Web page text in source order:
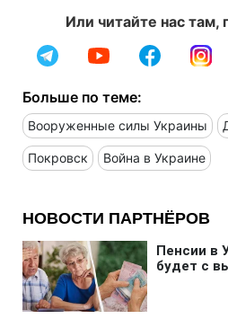
Или читайте нас там,
Больше по теме:
Вооруженные силы Украины
Покровск Война в Украине